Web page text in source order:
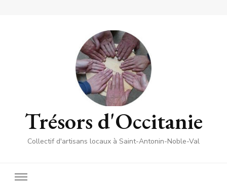
Trésors d'Occitanie
Collectif d'artisans locaux à Saint-Antonin-Noble-Val